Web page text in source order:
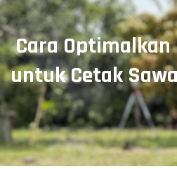
Cara Optimalkan
untuk Cetak